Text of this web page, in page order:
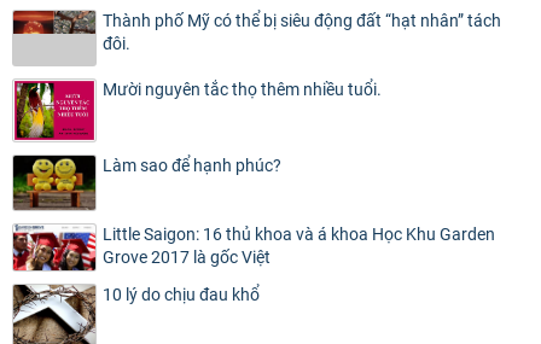
Thành phố Mỹ có thể bị siêu động đất “hạt nhân” tách
đôi.
Mười nguyên tắc thọ thêm nhiều tuổi.
Làm sao để hạnh phúc?
Little Saigon: 16 thủ khoa và á khoa Học Khu Garden
Grove 2017 là gốc Việt
10 lý do chịu đau khổ